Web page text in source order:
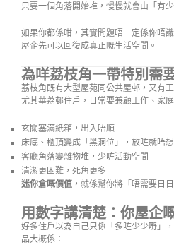
只要一個角落開始堆，慢慢就會由「有
如果你都係咁，其實問題唔一定係你唔
屋企先可以回復成真正嘅生活空間。
為咩荔枝角一帶特別需
荔枝角既有大型屋苑同公共屋邨，又有
尤其華荔邨住戶，日常要兼顧工作、家
玄關塞滿紙箱，出入唔順
床底、櫃頂變成「黑洞位」，放咗就唔
客廳角落變雜物堆，少咗活動空間
清潔更困難，死角更多
迷你倉嘅價值 ，就係幫你將「唔需要日
用數字講清楚：你屋企
好多住戶以為自己只係「多咗少少嘢」
品大概係：